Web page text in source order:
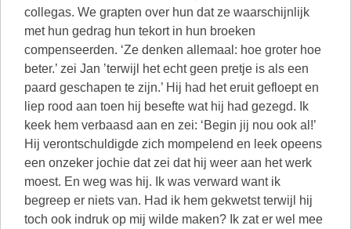
collegas. We grapten over hun dat ze waarschijnlijk
met hun gedrag hun tekort in hun broeken
compenseerden. ‘Ze denken allemaal: hoe groter hoe
beter.’ zei Jan ’terwijl het echt geen pretje is als een
paard geschapen te zijn.’ Hij had het eruit gefloept en
liep rood aan toen hij besefte wat hij had gezegd. Ik
keek hem verbaasd aan en zei: ‘Begin jij nou ook al!’
Hij verontschuldigde zich mompelend en leek opeens
een onzeker jochie dat zei dat hij weer aan het werk
moest. En weg was hij. Ik was verward want ik
begreep er niets van. Had ik hem gekwetst terwijl hij
toch ook indruk op mij wilde maken? Ik zat er wel mee